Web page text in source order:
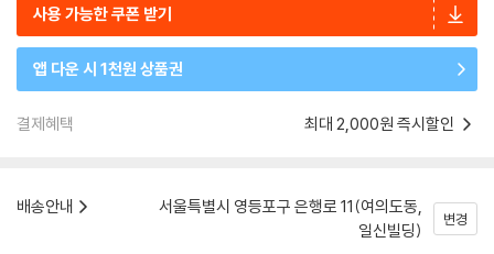
사용 가능한 쿠폰 받기
앱 다운 시 1천원 상품권
결제혜택 최대 2,000원 즉시할인
배송안내
서울특별시 영등포구 은행로 11(여의도동,
일신빌딩)
변경